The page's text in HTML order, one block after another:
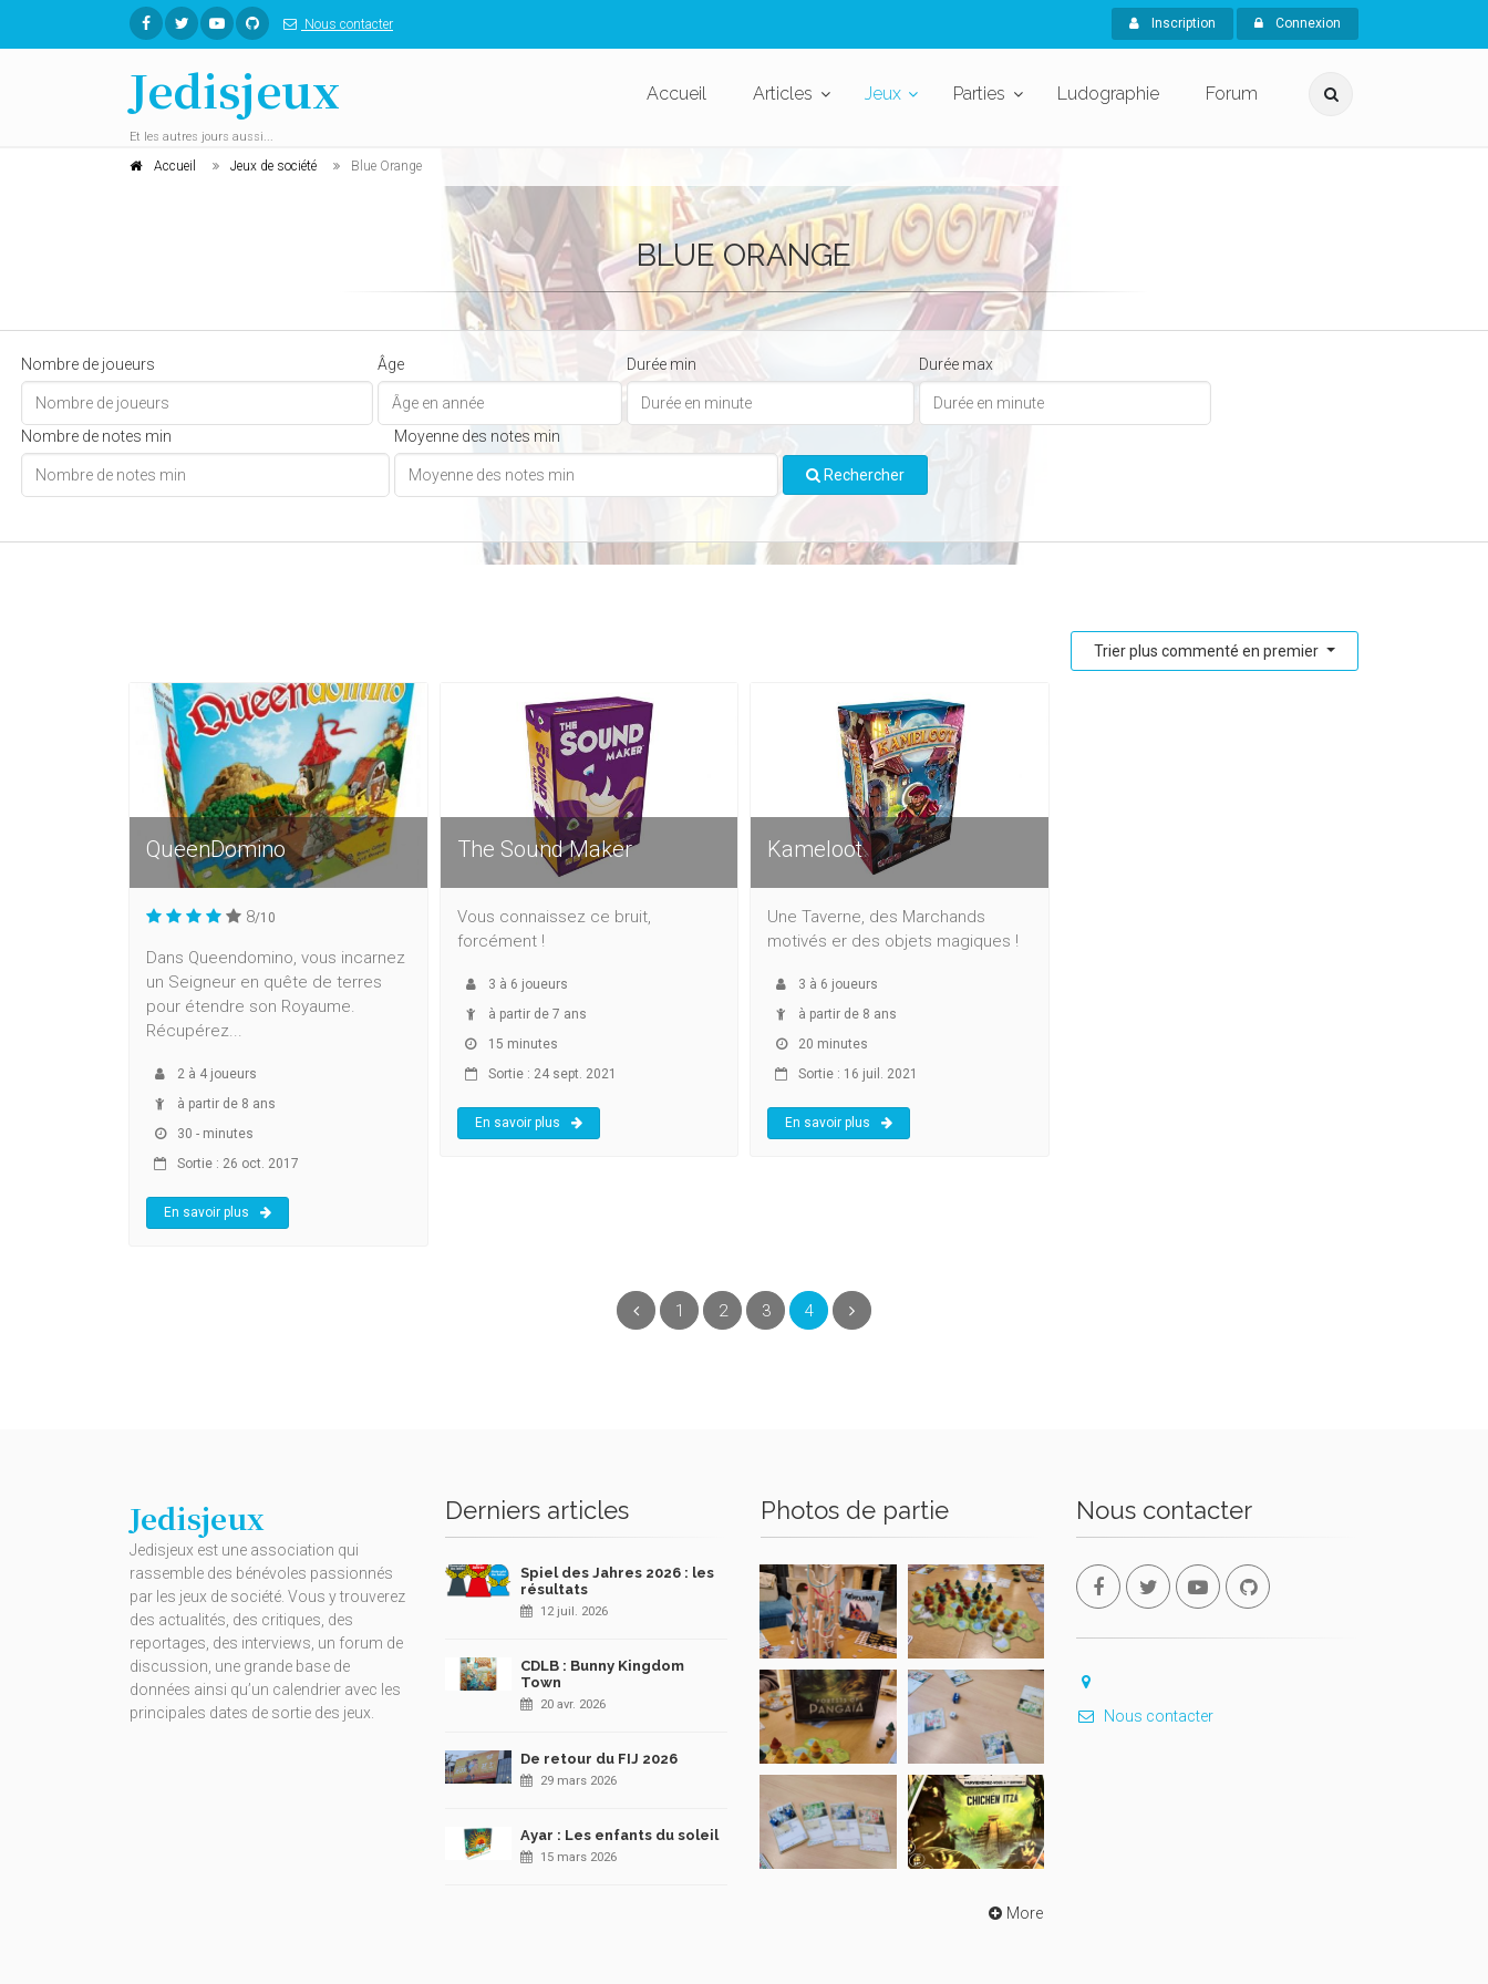
Nous contacter Inscription Connexion
Jedisjeux
Et les autres jours aussi...
Accueil Articles Jeux Parties Ludographie Forum
Accueil Jeux de société Blue Orange
BLUE ORANGE
Nombre de joueurs Âge Durée min Durée max
Nombre de notes min Moyenne des notes min
Rechercher
Trier plus commenté en premier
QueenDomino
8/10
Dans Queendomino, vous incarnez
un Seigneur en quête de terres
pour étendre son Royaume.
Récupérez...
2 à 4 joueurs
à partir de 8 ans
30 - minutes
Sortie : 26 oct. 2017
En savoir plus
The Sound Maker
Vous connaissez ce bruit,
forcément !
3 à 6 joueurs
à partir de 7 ans
15 minutes
Sortie : 24 sept. 2021
En savoir plus
Kameloot
Une Taverne, des Marchands
motivés er des objets magiques !
3 à 6 joueurs
à partir de 8 ans
20 minutes
Sortie : 16 juil. 2021
En savoir plus
Précédent
1 2 3 4(current)Suivant
Jedisjeux
Jedisjeux est une association qui
rassemble des bénévoles passionnés
par les jeux de société. Vous y trouverez
des actualités, des critiques, des
reportages, des interviews, un forum de
discussion, une grande base de
données ainsi qu’un calendrier avec les
principales dates de sortie des jeux.
Derniers articles
Spiel des Jahres 2026 : les
résultats
12 juil. 2026
CDLB : Bunny Kingdom
Town
20 avr. 2026
De retour du FIJ 2026
29 mars 2026
Ayar : Les enfants du soleil
15 mars 2026
Photos de partie
More
Nous contacter
Nous contacter